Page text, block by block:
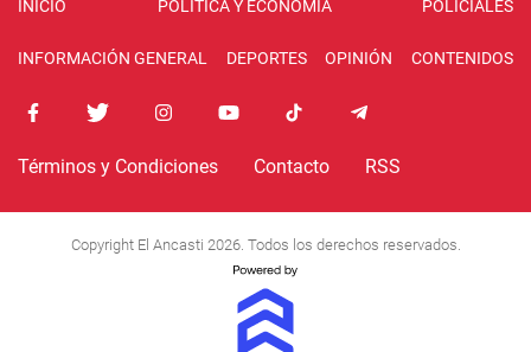
INICIO POLÍTICA Y ECONOMÍA POLICIALES
INFORMACIÓN GENERAL DEPORTES OPINIÓN CONTENIDOS
Términos y Condiciones Contacto RSS
Copyright El Ancasti 2026. Todos los derechos reservados.